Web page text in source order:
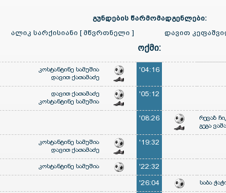
გუნდების წარმომადგენლები:
ალიკ სარქისიანი [ მწვრთნელი ]
დავით
ოქმი:
კოსტანტინე სამუშია
დავით ქათამაძე
'04:16
დავით ქათამაძე
კოსტანტინე სამუშია
'05:12
'08:26
რევაზ
გეგა
კოსტანტინე სამუშია
დავით ქათამაძე
'19:32
კოსტანტინე სამუშია
'22:32
'26:04
საბა